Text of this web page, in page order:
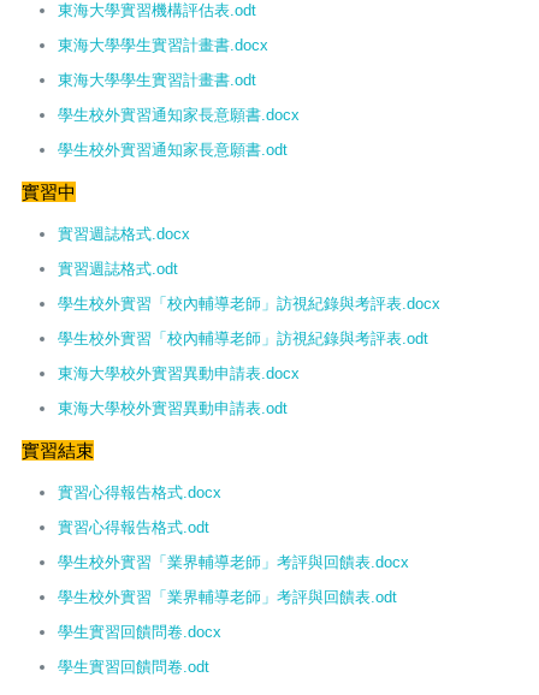
東海大學實習機構評估表.odt
東海大學學生實習計畫書.docx
東海大學學生實習計畫書.odt
學生校外實習通知家長意願書.docx
學生校外實習通知家長意願書.odt
實習中
實習週誌格式.docx
實習週誌格式.odt
學生校外實習「校內輔導老師」訪視紀錄與考評表.docx
學生校外實習「校內輔導老師」訪視紀錄與考評表.odt
東海大學校外實習異動申請表.docx
東海大學校外實習異動申請表.odt
實習結束
實習心得報告格式.docx
實習心得報告格式.odt
學生校外實習「業界輔導老師」考評與回饋表.docx
學生校外實習「業界輔導老師」考評與回饋表.odt
學生實習回饋問卷.docx
學生實習回饋問卷.odt